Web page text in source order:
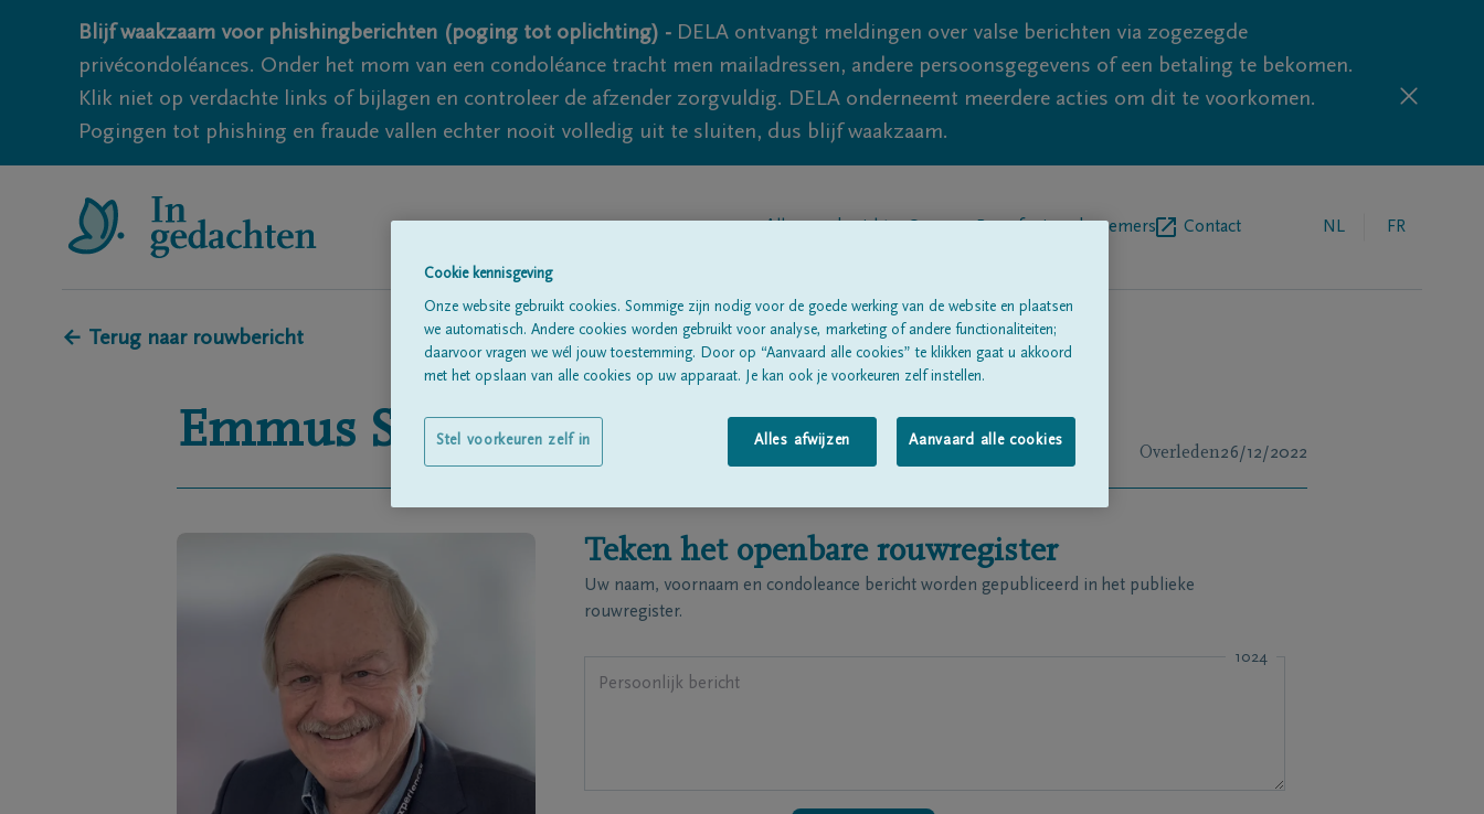
Blijf waakzaam voor phishingberichten (poging tot oplichting) - DELA ontvangt meldingen over valse berichten via zogezegde
privécondoléances. Onder het mom van een condoléance tracht men mailadressen, andere persoonsgegevens of een betaling te bekomen.
Klik niet op verdachte links of bijlagen en controleer de afzender zorgvuldig. DELA onderneemt meerdere acties om dit te voorkomen.
Pogingen tot phishing en fraude vallen echter nooit volledig uit te sluiten, dus blijf waakzaam.
Begrafenisondernemers Contact NL FR
← Terug naar rouwbericht
Emmus Schaap Overleden26/12/2022
Teken het openbare rouwregister
Uw naam, voornaam en condoleance bericht worden gepubliceerd in het publieke
rouwregister.
1024
Cookie kennisgeving
Onze website gebruikt cookies. Sommige zijn nodig voor de goede werking van de website en plaatsen
we automatisch. Andere cookies worden gebruikt voor analyse, marketing of andere functionaliteiten;
daarvoor vragen we wél jouw toestemming. Door op “Aanvaard alle cookies” te klikken gaat u akkoord
met het opslaan van alle cookies op uw apparaat. Je kan ook je voorkeuren zelf instellen.
Alles afwijzen Aanvaard alle cookies
Stel voorkeuren zelf in